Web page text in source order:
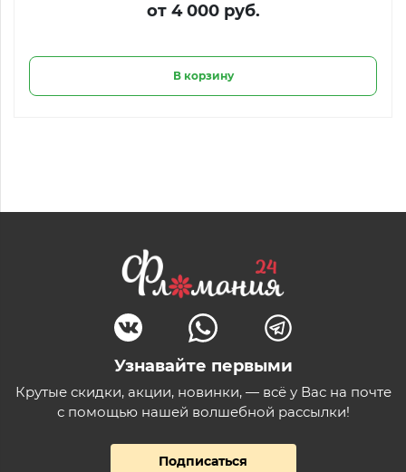
от 4 000 руб.
В корзину
Узнавайте первыми
Крутые скидки, акции, новинки, — всё у Вас на почте
с помощью нашей волшебной рассылки!
Подписаться